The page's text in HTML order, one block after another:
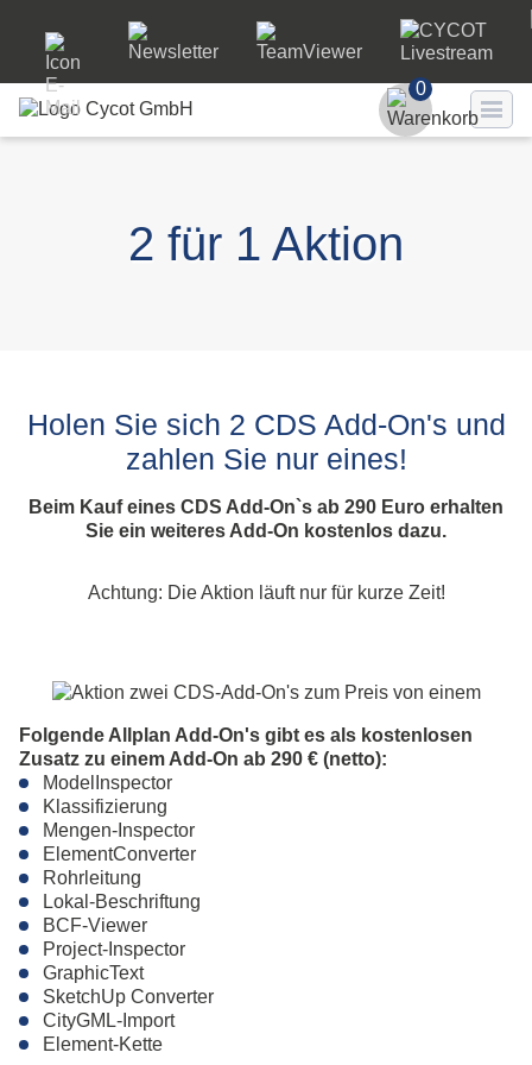
0
2 für 1 Aktion
Holen Sie sich 2 CDS Add-On's und
zahlen Sie nur eines!
Beim Kauf eines CDS Add-On`s ab 290 Euro erhalten
Sie ein weiteres Add-On kostenlos dazu.
Achtung: Die Aktion läuft nur für kurze Zeit!
Folgende Allplan Add-On's gibt es als kostenlosen
Zusatz zu einem Add-On ab 290 € (netto):
ModelInspector
Klassifizierung
Mengen-Inspector
ElementConverter
Rohrleitung
Lokal-Beschriftung
BCF-Viewer
Project-Inspector
GraphicText
SketchUp Converter
CityGML-Import
Element-Kette